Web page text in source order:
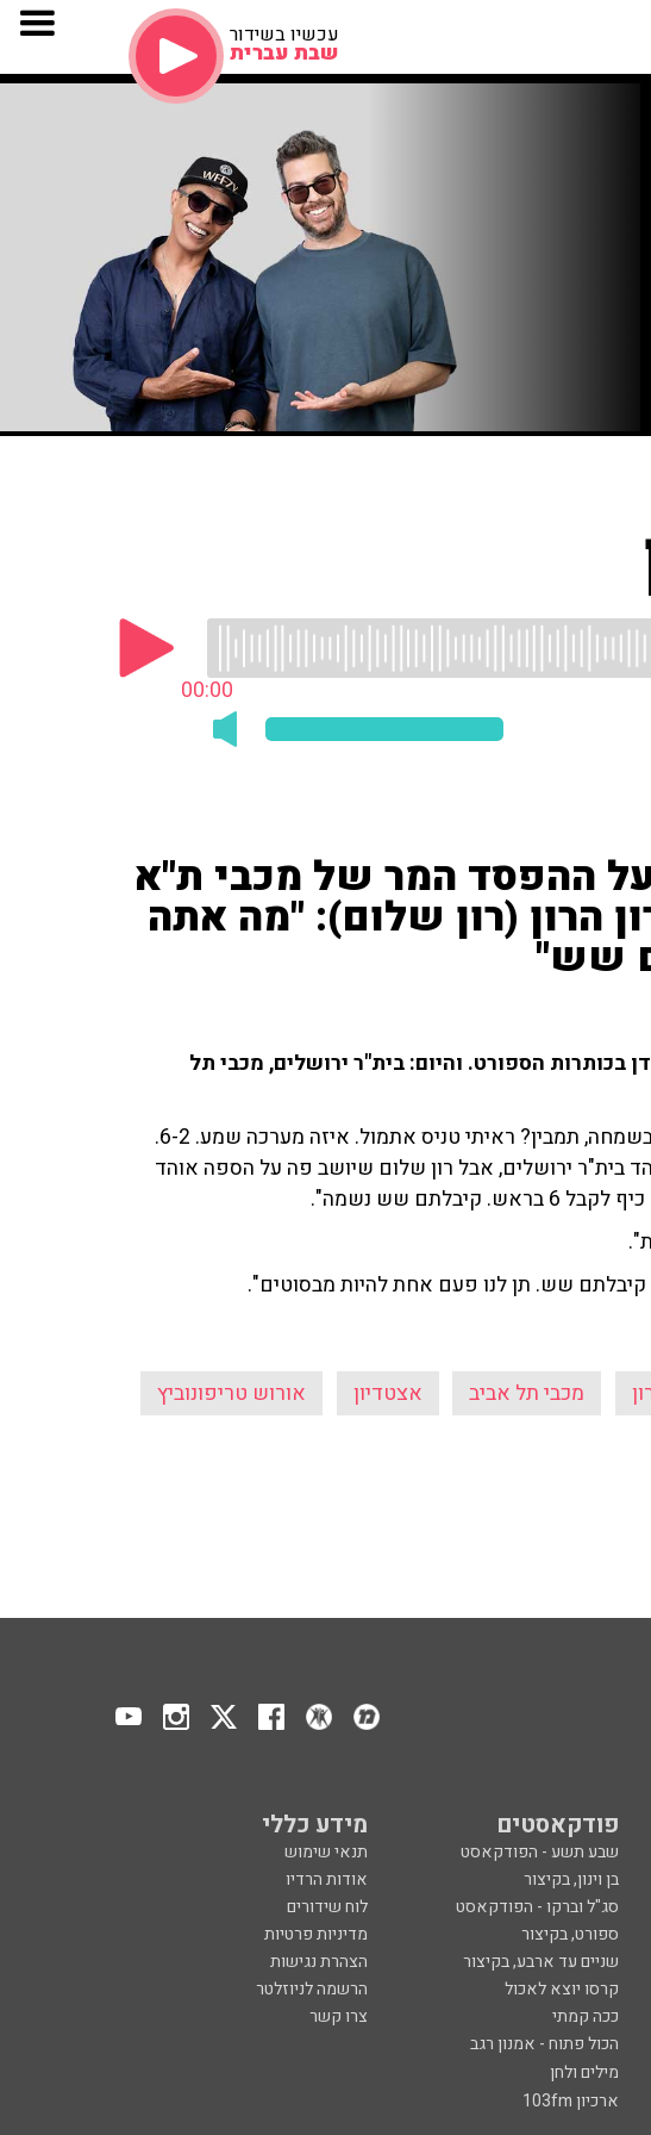
עכשיו בשידור
שבת עברית
00:00
על ההפסד המר של מכבי ת"א
הרון (רון שלום): "מה אתה
שש"
צוות התוכנית 'שניים עד ארבע' ב-103fm דן בכותרות הספורט. והיום: בית"ר ירושלים, מכבי תל
הרון הרון (רון שלום): "מי שנכנס חצב מרבין בשמחה, תמבין? ראיתי טניס אתמול. איזה מערכה שמע. 6-2.
בית"ר ירושלים, אבל רון שלום שיושב פה על הספה אוהד
שש נשמה".
קיבלתם שש. תן לנו פעם אחת להיות מבסוטים".
מכבי תל אביב אצטדיון אורוש טריפונוביץ
פודקאסטים מידע כללי
שבע תשע - הפודקאסט
תנאי שימוש
בן וינון, בקיצור
אודות הרדיו
סג"ל וברקו - הפודקאסט
לוח שידורים
ספורט, בקיצור
מדיניות פרטיות
שניים עד ארבע, בקיצור
הצהרת נגישות
קרסו יוצא לאכול
הרשמה לניוזלטר
ככה קמתי
צרו קשר
הכול פתוח - אמנון רגב
מילים ולחן
ארכיון 103fm